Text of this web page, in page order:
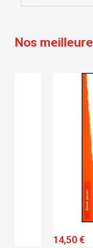
add_circle_outline Créer une
Nom de la liste
Annuler
Vous devez
Nos
14,50 €